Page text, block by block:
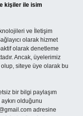
kişiler ile isim
ve İletişim
olarak hizmet
olarak denetleme
Ancak, üyelerimiz
siteye üye olarak bu
bir bilgi paylaşım
olduğunu
adresine